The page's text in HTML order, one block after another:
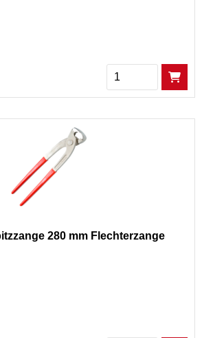
Menge
280 mm Flechterzange